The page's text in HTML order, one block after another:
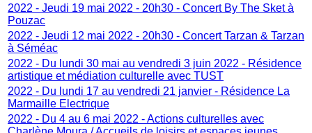
2022 - Jeudi 19 mai 2022 - 20h30 - Concert By The Sket à
Pouzac
2022 - Jeudi 12 mai 2022 - 20h30 - Concert Tarzan & Tarzan
à Séméac
2022 - Du lundi 30 mai au vendredi 3 juin 2022 - Résidence
artistique et médiation culturelle avec TUST
2022 - Du lundi 17 au vendredi 21 janvier - Résidence La
Marmaille Electrique
2022 - Du 4 au 6 mai 2022 - Actions culturelles avec